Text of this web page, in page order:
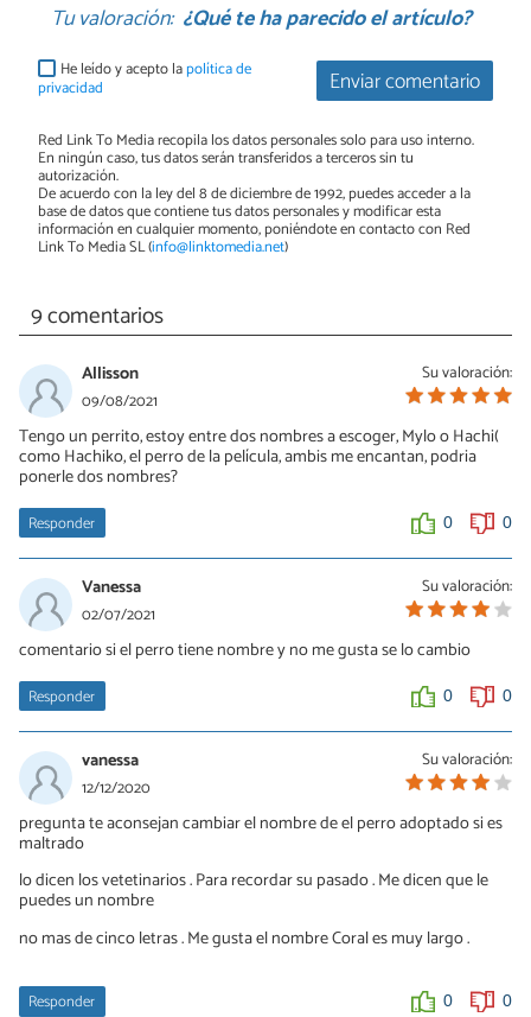
Tu valoración: ¿Qué te ha parecido el artículo?
Enviar comentario
He leído y acepto lapolítica de
privacidad
Red Link To Media recopila los datos personales solo para uso interno.
En ningún caso, tus datos serán transferidos a terceros sin tu
autorización.
De acuerdo con la ley del 8 de diciembre de 1992, puedes acceder a la
base de datos que contiene tus datos personales y modificar esta
información en cualquier momento, poniéndote en contacto con Red
Link To Media SL (info@linktomedia.net)
9 comentarios
Su valoración:
Allisson
09/08/2021
Tengo un perrito, estoy entre dos nombres a escoger, Mylo o Hachi(
como Hachiko, el perro de la película, ambis me encantan, podria
ponerle dos nombres?
Responder 0 0
Su valoración:
Vanessa
02/07/2021
comentario si el perro tiene nombre y no me gusta se lo cambio
Responder 0 0
Su valoración:
vanessa
12/12/2020
pregunta te aconsejan cambiar el nombre de el perro adoptado si es
maltrado
lo dicen los vetetinarios . Para recordar su pasado . Me dicen que le
puedes un nombre
no mas de cinco letras . Me gusta el nombre Coral es muy largo .
Responder 0 0